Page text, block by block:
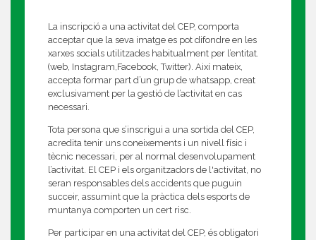
La inscripció a una activitat del CEP, comporta
acceptar que la seva imatge es pot difondre en les
xarxes socials utilitzades habitualment per l’entitat.
(web, Instagram,Facebook, Twitter). Així mateix,
accepta formar part d’un grup de whatsapp, creat
exclusivament per la gestió de l’activitat en cas
necessari.
Tota persona que s’inscrigui a una sortida del CEP,
acredita tenir uns coneixements i un nivell físic i
tècnic necessari, per al normal desenvolupament
l’activitat. El CEP i els organitzadors de l'activitat, no
seran responsables dels accidents que puguin
succeir, assumint que la pràctica dels esports de
muntanya comporten un cert risc.
Per participar en una activitat del CEP, és obligatori